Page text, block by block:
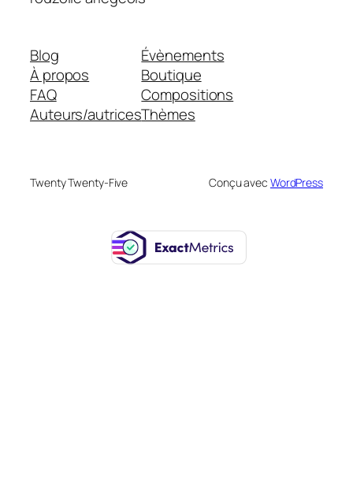
Blog
À propos
FAQ
Auteurs/autrices
Évènements
Boutique
Compositions
Thèmes
Twenty Twenty-Five Conçu avec WordPress